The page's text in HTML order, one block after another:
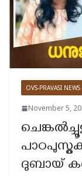
OVS-PRAVASI NEWS
November 5,
ദുബായ്